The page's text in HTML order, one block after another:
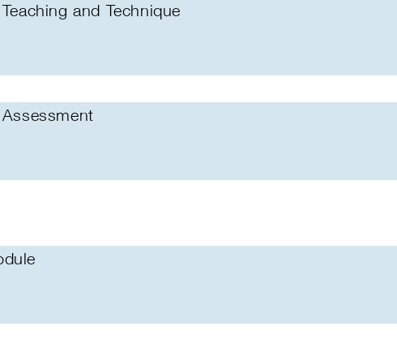
Teaching and Technique
Assessment